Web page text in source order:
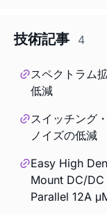
技術記事 4
スペクトラム
低減
スイッチング
ノイズの低減
Easy High
Mount DC/
Parallel 12A